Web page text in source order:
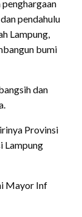
pendahulu
Lampung,
bumi
dan
Provinsi
Lampung
Mayor Inf